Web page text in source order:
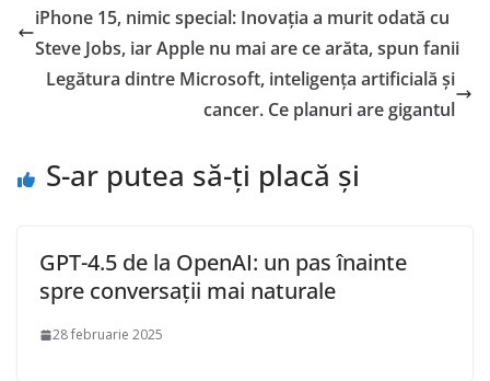
iPhone 15, nimic special: Inovația a murit odată cu
Steve Jobs, iar Apple nu mai are ce arăta, spun fanii
Legătura dintre Microsoft, inteligența artificială și
cancer. Ce planuri are gigantul
S-ar putea să-ți placă și
GPT-4.5 de la OpenAI: un pas înainte
spre conversații mai naturale
28 februarie 2025